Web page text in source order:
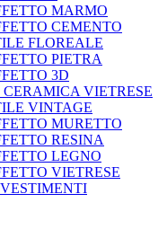
MARMO
CEMENTO
FLOREALE
PIETRA
3D
VIETRESE
VINTAGE
MURETTO
RESINA
LEGNO
VIETRESE